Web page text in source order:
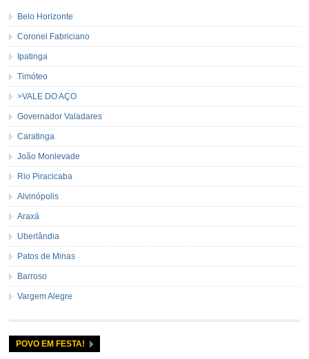
Belo Horizonte
Coronel Fabriciano
Ipatinga
Timóteo
>VALE DO AÇO
Governador Valadares
Caratinga
João Monlevade
Rio Piracicaba
Alvinópolis
Araxá
Uberlândia
Patos de Minas
Barroso
Vargem Alegre
POVO EM FESTA!